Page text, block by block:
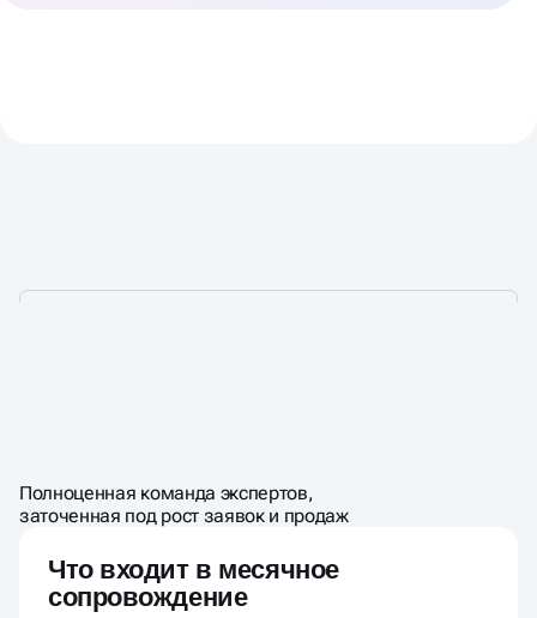
МАРКЕТИНГА
МАРКЕТОЛОГА
Полноценная команда экспертов,
заточенная под рост заявок и продаж
Что входит в месячное
сопровождение